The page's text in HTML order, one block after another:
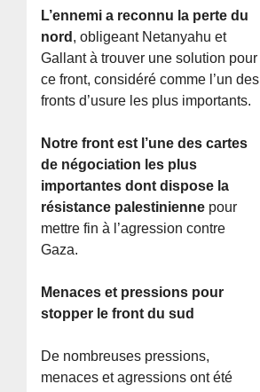
L’ennemi a reconnu la perte du
nord , obligeant Netanyahu et
Gallant à trouver une solution pour
ce front, considéré comme l’un des
fronts d’usure les plus importants.
Notre front est l’une des cartes
de négociation les plus
importantes dont dispose la
résistance palestinienne pour
mettre fin à l’agression contre
Gaza.
Menaces et pressions pour
stopper le front du sud
De nombreuses pressions,
menaces et agressions ont été